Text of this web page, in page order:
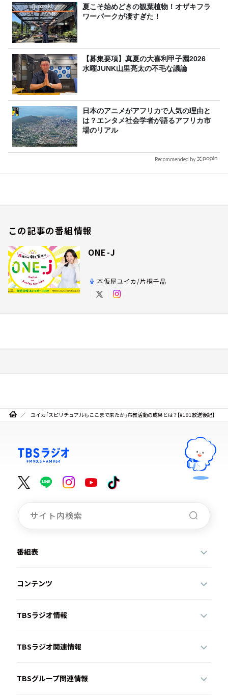
夏こそ始めどきの観葉植物！オザキフラ
ワーパークが凄すぎた！
【募集要項】真夏の大喜利甲子園2026
水曜JUNK山里亮太の不毛な議論
日本のアニメがアフリカで人気の理由と
は？エンタメ社会学者が語るアフリカ市
場のリアル
Recommended by
この記事の番組情報
ONE-J
本仮屋ユイカ/片桐千晶
ユイカ「スピリチュアルもここまで来たか」布教活動の成果とは？【#191放送後記】
番組表
コンテンツ
TBSラジオ情報
TBSラジオ関連情報
TBSグループ関連情報